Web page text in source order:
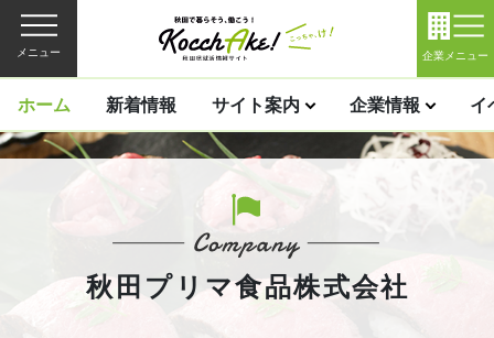
メニュー 企業メニュー
ホーム 新着情報 サイト案内 企業情報 イ
秋田プリマ食品株式会社